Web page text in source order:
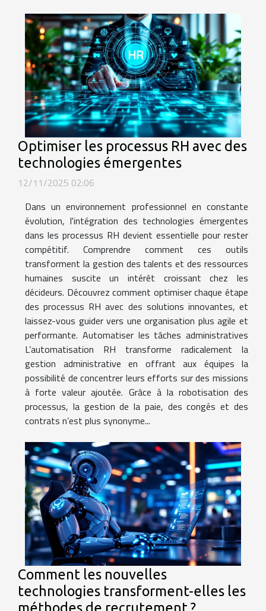
Optimiser les processus RH avec des
technologies émergentes
12/11/2025 02:06
Dans un environnement professionnel en constante
évolution, l'intégration des technologies émergentes
dans les processus RH devient essentielle pour rester
compétitif. Comprendre comment ces outils
transforment la gestion des talents et des ressources
humaines suscite un intérêt croissant chez les
décideurs. Découvrez comment optimiser chaque étape
des processus RH avec des solutions innovantes, et
laissez-vous guider vers une organisation plus agile et
performante. Automatiser les tâches administratives
L’automatisation RH transforme radicalement la
gestion administrative en offrant aux équipes la
possibilité de concentrer leurs efforts sur des missions
à forte valeur ajoutée. Grâce à la robotisation des
processus, la gestion de la paie, des congés et des
contrats n’est plus synonyme...
Comment les nouvelles
technologies transforment-elles les
méthodes de recrutement ?